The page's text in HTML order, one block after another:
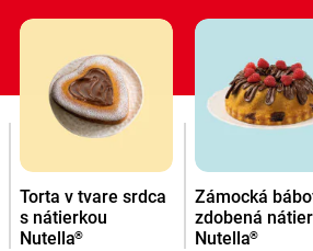
Torta v tvare srdca
s nátierkou
Nutella®
Zámocká
zdobená
Nutella®